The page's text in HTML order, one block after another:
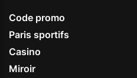
Code promo
Paris sportifs
Casino
Miroir